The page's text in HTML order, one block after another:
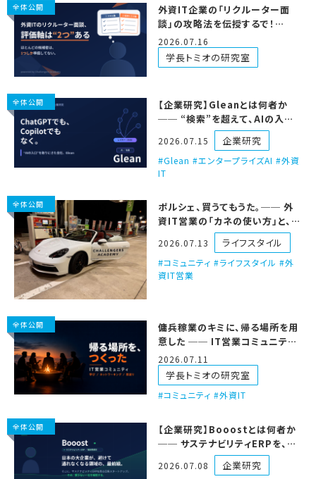
全体公開
外資IT企業の「リクルーター面
談」の攻略法を伝授するで！
【2026年改訂版】
2026.07.16
学長トミオの研究室
全体公開
【企業研究】Gleanとは何者か
── “検索”を超えて、AIの入口
を取りにきた会社
2026.07.15 企業研究
Glean #エンタープライズAI #外資
IT
全体公開
ポルシェ、買うてもうた。── 外
資IT営業の「カネの使い方」と、
ECS号ツアーの話
2026.07.13 ライフスタイル
コミュニティ #ライフスタイル #外
資IT営業
全体公開
傭兵稼業のキミに、帰る場所を用
意した ── IT営業コミュニティ、
仲間を募集するで
2026.07.11
学長トミオの研究室
コミュニティ #外資IT
全体公開
【企業研究】Booostとは何者か
── サステナビリティERPを、日
本の超大企業に売る日系スター
トアップ
2026.07.08 企業研究